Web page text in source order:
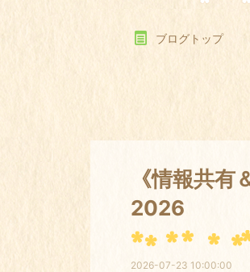
ブログトップ
《情報共
2026
2026-07-23 10:00:00